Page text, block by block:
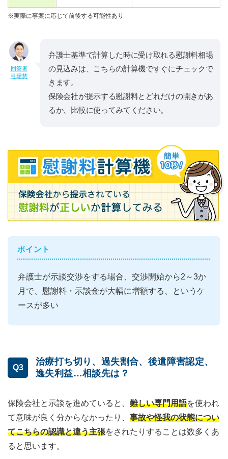
※実際に事案に応じて前後する可能性あり
回答者
弓場慧
弁護士基準で計算した時に受け取れる慰謝料相場
の見込みは、こちらの計算機ですぐにチェックで
きます。
保険会社が提示する慰謝料とどれだけの開きがあ
るか、比較に使ってみてください。
ポイント
弁護士が示談交渉をする場合、交渉開始から2～3か
月で、慰謝料・示談金が大幅に増額する、というケ
ースが多い
Q3
治療打ち切り、過失割合、後遺障害認定、
逸失利益…相談先は？
保険会社と示談を進めていると、 難しい専門用語を使われ
て意味が良く分からなかったり、 事故や怪我の状態につい
てこちらの認識と違う主張をされたりすることは数多くあ
ると思います。